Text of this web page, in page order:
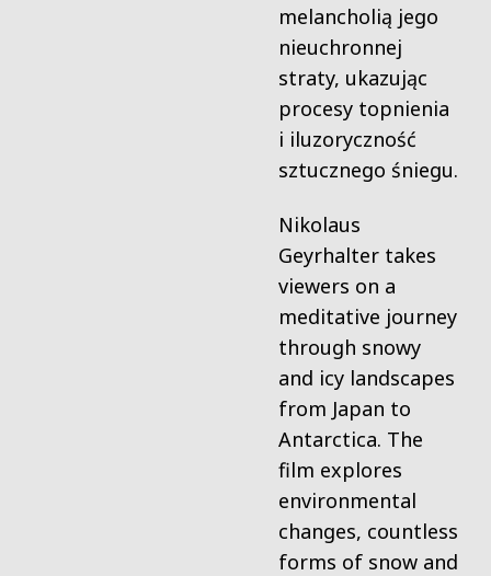
melancholią jego
nieuchronnej
straty, ukazując
procesy topnienia
i iluzoryczność
sztucznego śniegu.
Nikolaus
Geyrhalter takes
viewers on a
meditative journey
through snowy
and icy landscapes
from Japan to
Antarctica. The
film explores
environmental
changes, countless
forms of snow and